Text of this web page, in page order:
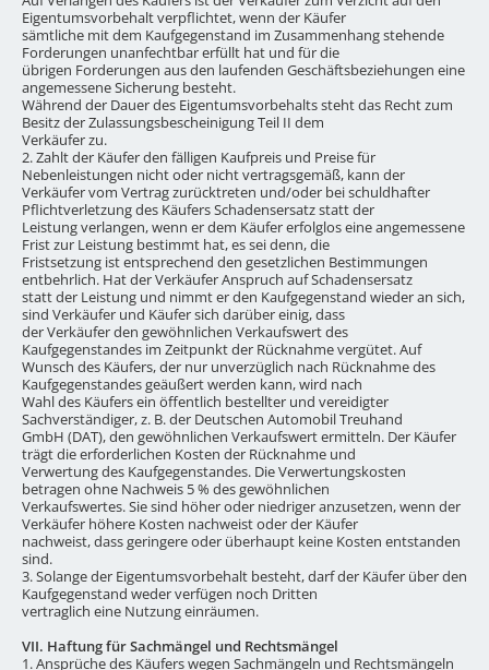
Eigentumsvorbehalt verpflichtet, wenn der Käufer
sämtliche mit dem Kaufgegenstand im Zusammenhang stehende
Forderungen unanfechtbar erfüllt hat und für die
übrigen Forderungen aus den laufenden Geschäftsbeziehungen eine
angemessene Sicherung besteht.
Während der Dauer des Eigentumsvorbehalts steht das Recht zum
Besitz der Zulassungsbescheinigung Teil II dem
Verkäufer zu.
2. Zahlt der Käufer den fälligen Kaufpreis und Preise für
Nebenleistungen nicht oder nicht vertragsgemäß, kann der
Verkäufer vom Vertrag zurücktreten und/oder bei schuldhafter
Pflichtverletzung des Käufers Schadensersatz statt der
Leistung verlangen, wenn er dem Käufer erfolglos eine angemessene
Frist zur Leistung bestimmt hat, es sei denn, die
Fristsetzung ist entsprechend den gesetzlichen Bestimmungen
entbehrlich. Hat der Verkäufer Anspruch auf Schadensersatz
statt der Leistung und nimmt er den Kaufgegenstand wieder an sich,
sind Verkäufer und Käufer sich darüber einig, dass
der Verkäufer den gewöhnlichen Verkaufswert des
Kaufgegenstandes im Zeitpunkt der Rücknahme vergütet. Auf
Wunsch des Käufers, der nur unverzüglich nach Rücknahme des
Kaufgegenstandes geäußert werden kann, wird nach
Wahl des Käufers ein öffentlich bestellter und vereidigter
Sachverständiger, z. B. der Deutschen Automobil Treuhand
GmbH (DAT), den gewöhnlichen Verkaufswert ermitteln. Der Käufer
trägt die erforderlichen Kosten der Rücknahme und
Verwertung des Kaufgegenstandes. Die Verwertungskosten
betragen ohne Nachweis 5 % des gewöhnlichen
Verkaufswertes. Sie sind höher oder niedriger anzusetzen, wenn der
Verkäufer höhere Kosten nachweist oder der Käufer
nachweist, dass geringere oder überhaupt keine Kosten entstanden
sind.
3. Solange der Eigentumsvorbehalt besteht, darf der Käufer über den
Kaufgegenstand weder verfügen noch Dritten
vertraglich eine Nutzung einräumen.
VII. Haftung für Sachmängel und Rechtsmängel
1. Ansprüche des Käufers wegen Sachmängeln und Rechtsmängeln